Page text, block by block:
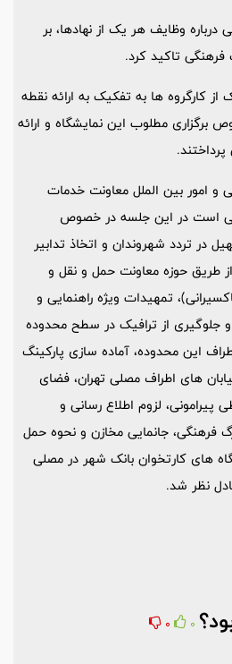
درباره وظایف هر یک از نهادها، بر
فرهنگی تاکید کرد.
کارگروه ها به تفکیک به ارائه نقطه
برگزاری مطلوب این نمایشگاه و ارائه
امور بین الملل معاونت خدمات
است در این جلسه در خصوص
در تردد شهروندان و اتخاذ تدابیر
طریق حوزه معاونت حمل و نقل و
تمهیدات ویژه راهنمایی و
و جلوگیری از ترافیک در سطح محدوده
این محدوده، آماده سازی پارکینگ
های اطراف مصلی تهران، فضای
لزوم اطلاع رسانی و
فرهنگی، جانمایی مخازن و نحوه حمل
های کارتخوان بانک شهر در مصلی
نظر شد.
0
0